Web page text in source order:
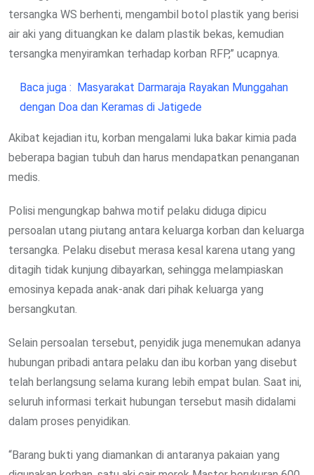
tersangka WS berhenti, mengambil botol plastik yang berisi
air aki yang dituangkan ke dalam plastik bekas, kemudian
tersangka menyiramkan terhadap korban RFP,” ucapnya.
Baca juga : Masyarakat Darmaraja Rayakan Munggahan
dengan Doa dan Keramas di Jatigede
Akibat kejadian itu, korban mengalami luka bakar kimia pada
beberapa bagian tubuh dan harus mendapatkan penanganan
medis.
Polisi mengungkap bahwa motif pelaku diduga dipicu
persoalan utang piutang antara keluarga korban dan keluarga
tersangka. Pelaku disebut merasa kesal karena utang yang
ditagih tidak kunjung dibayarkan, sehingga melampiaskan
emosinya kepada anak-anak dari pihak keluarga yang
bersangkutan.
Selain persoalan tersebut, penyidik juga menemukan adanya
hubungan pribadi antara pelaku dan ibu korban yang disebut
telah berlangsung selama kurang lebih empat bulan. Saat ini,
seluruh informasi terkait hubungan tersebut masih didalami
dalam proses penyidikan.
“Barang bukti yang diamankan di antaranya pakaian yang